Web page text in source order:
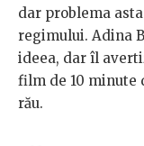
dar problema
regimului. Adina
ideea, dar îl
film de 10 minute
rău.